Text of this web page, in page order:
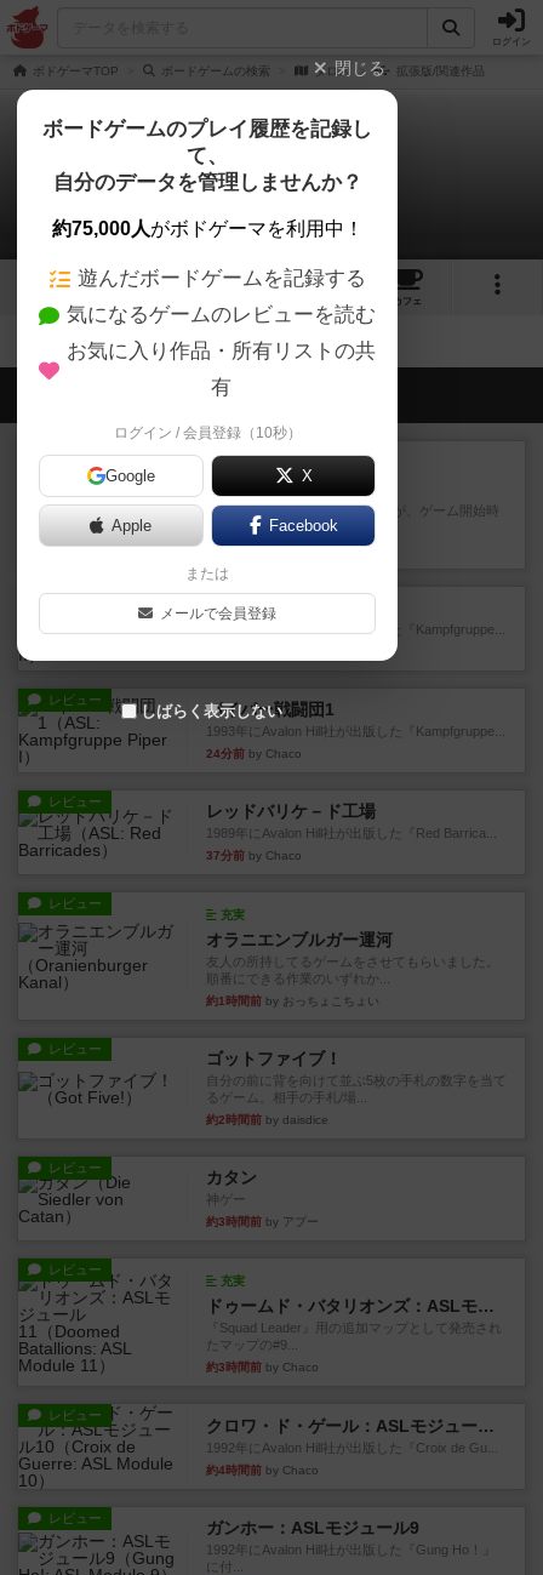
ログイン
ボドゲーマTOP ボードゲームの検索 タロス 拡張版/関連作品
タロス
拡張/関連作品 0件
5 1
カフェ
会員の新しい投稿
レビュー
フィッシェン2
ゲームの流れはフィッシェンだが、ゲーム開始時
はペリカンとエビの2スート...
8分前by うらまこ
レビュー パイパー戦闘団2
1996年にAvalon Hill社が出版した『Kampfgruppe...
レビュー パイパー戦闘団1
1993年にAvalon Hill社が出版した『Kampfgruppe...
24分前 by Chaco
レビュー レッドバリケ－ド工場
1989年にAvalon Hill社が出版した『Red Barrica...
37分前 by Chaco
レビュー
充実
オラニエンブルガー運河
友人の所持してるゲームをさせてもらいました。
順番にできる作業のいずれか...
約1時間前 by おっちょこちょい
レビュー ゴットファイブ！
自分の前に背を向けて並ぶ5枚の手札の数字を当て
るゲーム。相手の手札/場...
約2時間前 by daisdice
レビュー カタン
神ゲー
約3時間前 by アプー
レビュー
充実
ドゥームド・バタリオンズ：ASLモジュール11
『Squad Leader』用の追加マップとして発売され
たマップの#9...
約3時間前 by Chaco
レビュー
クロワ・ド・ゲール：ASLモジュール10
1992年にAvalon Hill社が出版した『Croix de Gu...
約4時間前 by Chaco
レビュー ガンホー：ASLモジュール9
1992年にAvalon Hill社が出版した『Gung Ho！』
に付...
閉じる
ボードゲームのプレイ履歴を記録し
て、
自分のデータを管理しませんか？
約75,000人がボドゲーマを利用中！
遊んだボードゲームを記録する
気になるゲームのレビューを読む
お気に入り作品・所有リストの共
有
ログイン / 会員登録（10秒）
Google X
Apple Facebook
または
メールで会員登録
しばらく表示しない